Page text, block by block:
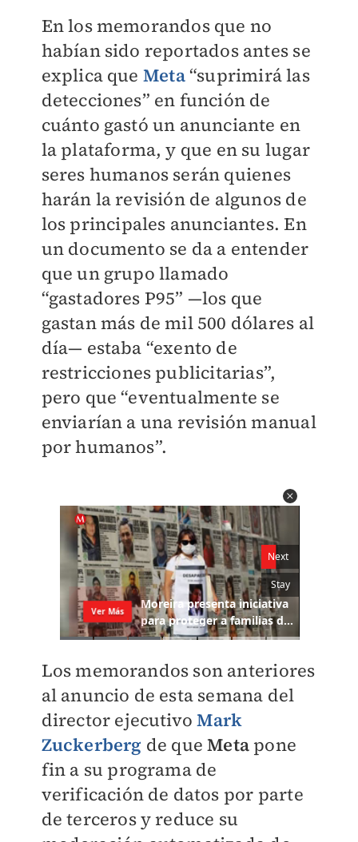
En los memorandos que no
habían sido reportados antes se
explica que Meta“suprimirá las
detecciones” en función de
cuánto gastó un anunciante en
la plataforma, y que en su lugar
seres humanos serán quienes
harán la revisión de algunos de
los principales anunciantes. En
un documento se da a entender
que un grupo llamado
“gastadores P95” —los que
gastan más de mil 500 dólares al
día— estaba “exento de
restricciones publicitarias”,
pero que “eventualmente se
enviarían a una revisión manual
por humanos”.
Los memorandos son anteriores
al anuncio de esta semana del
director ejecutivoMark
Zuckerberg de queMeta pone
fin a su programa de
verificación de datos por parte
de terceros y reduce su